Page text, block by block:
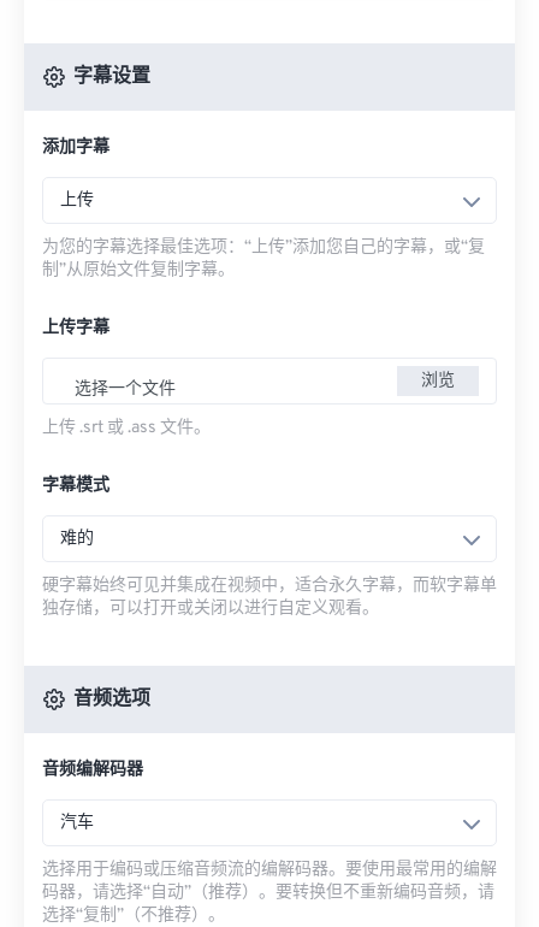
字幕设置
添加字幕
上传
为您的字幕选择最佳选项：“上传”添加您自己的字幕，或“复
制”从原始文件复制字幕。
上传字幕
选择一个文件 浏览
上传 .srt 或 .ass 文件。
字幕模式
难的
硬字幕始终可见并集成在视频中，适合永久字幕，而软字幕单
独存储，可以打开或关闭以进行自定义观看。
音频选项
音频编解码器
汽车
选择用于编码或压缩音频流的编解码器。要使用最常用的编解
码器，请选择“自动”（推荐）。要转换但不重新编码音频，请
选择“复制”（不推荐）。